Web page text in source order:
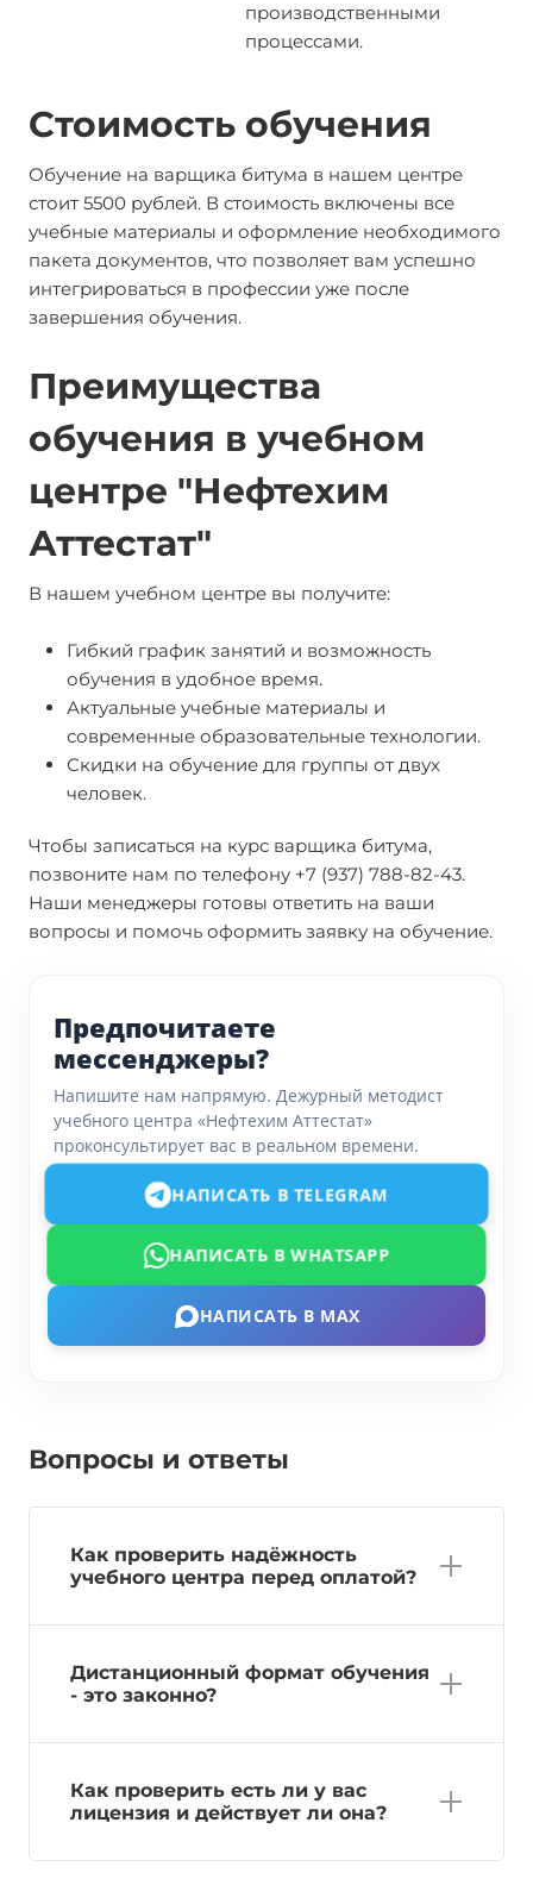
производственными
процессами.
Стоимость обучения
Обучение на варщика битума в нашем центре
стоит 5500 рублей. В стоимость включены все
учебные материалы и оформление необходимого
пакета документов, что позволяет вам успешно
интегрироваться в профессии уже после
завершения обучения.
Преимущества
обучения в учебном
центре "Нефтехим
Аттестат"
В нашем учебном центре вы получите:
Гибкий график занятий и возможность
обучения в удобное время.
Актуальные учебные материалы и
современные образовательные технологии.
Скидки на обучение для группы от двух
человек.
Чтобы записаться на курс варщика битума,
позвоните нам по телефону +7 (937) 788-82-43.
Наши менеджеры готовы ответить на ваши
вопросы и помочь оформить заявку на обучение.
Предпочитаете
мессенджеры?
Напишите нам напрямую. Дежурный методист
учебного центра «Нефтехим Аттестат»
проконсультирует вас в реальном времени.
НАПИСАТЬ В TELEGRAM
НАПИСАТЬ В WHATSAPP
НАПИСАТЬ В MAX
Вопросы и ответы
Как проверить надёжность
учебного центра перед оплатой?
Дистанционный формат обучения
- это законно?
Как проверить есть ли у вас
лицензия и действует ли она?